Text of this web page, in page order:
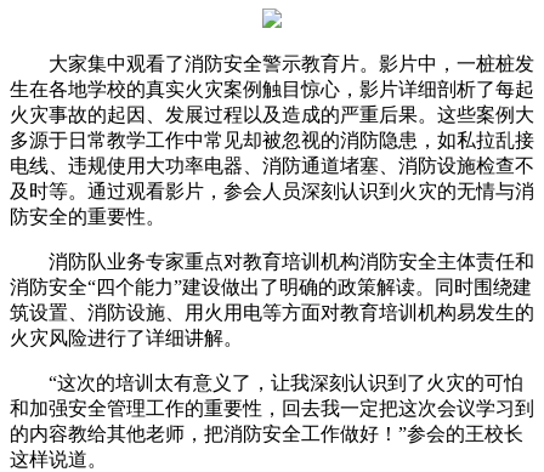
大家集中观看了消防安全警示教育片。影片中，一桩桩发
生在各地学校的真实火灾案例触目惊心，影片详细剖析了每起
火灾事故的起因、发展过程以及造成的严重后果。这些案例大
多源于日常教学工作中常见却被忽视的消防隐患，如私拉乱接
电线、违规使用大功率电器、消防通道堵塞、消防设施检查不
及时等。通过观看影片，参会人员深刻认识到火灾的无情与消
防安全的重要性。
消防队业务专家重点对教育培训机构消防安全主体责任和
消防安全“四个能力”建设做出了明确的政策解读。同时围绕建
筑设置、消防设施、用火用电等方面对教育培训机构易发生的
火灾风险进行了详细讲解。
“这次的培训太有意义了，让我深刻认识到了火灾的可怕
和加强安全管理工作的重要性，回去我一定把这次会议学习到
的内容教给其他老师，把消防安全工作做好！”参会的王校长
这样说道。